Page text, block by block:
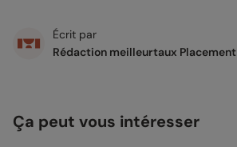
Écrit par
Rédaction meilleurtaux Placement
Ça peut vous intéresser